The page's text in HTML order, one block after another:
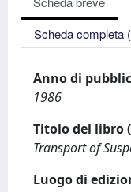
Scheda completa
Anno di
1986
Titolo del libro
Transport of
Luogo di